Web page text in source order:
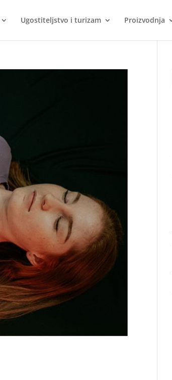
Ugostiteljstvo i turizam Proizvodnja